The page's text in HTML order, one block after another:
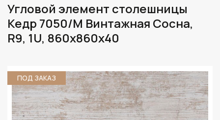
Угловой элемент столешницы
Кедр 7050/M Винтажная Сосна,
R9, 1U, 860х860х40
ПОД ЗАКАЗ